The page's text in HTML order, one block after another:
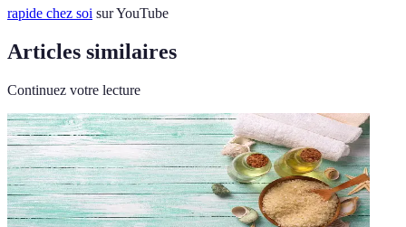
rapide chez soi sur YouTube
Articles similaires
Continuez votre lecture